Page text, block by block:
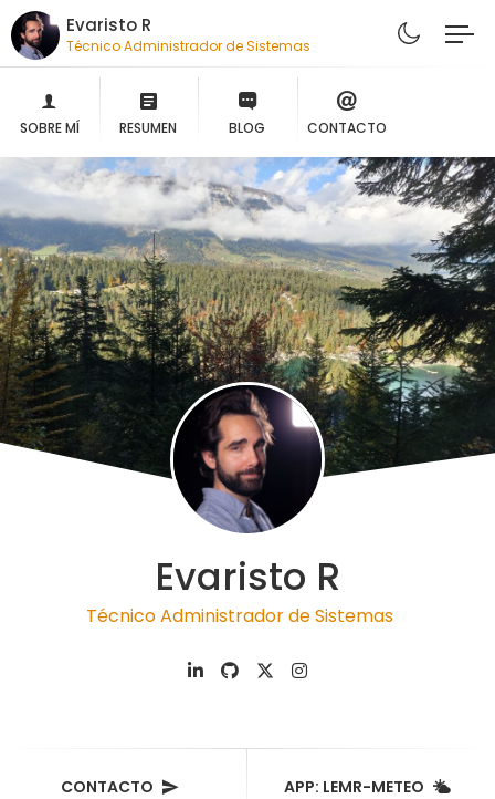
Evaristo R
Técnico Administrador de Sistemas
SOBRE MÍ RESUMEN BLOG CONTACTO
Evaristo R
Técnico Administrador de Sistemas
CONTACTO APP: LEMR-METEO